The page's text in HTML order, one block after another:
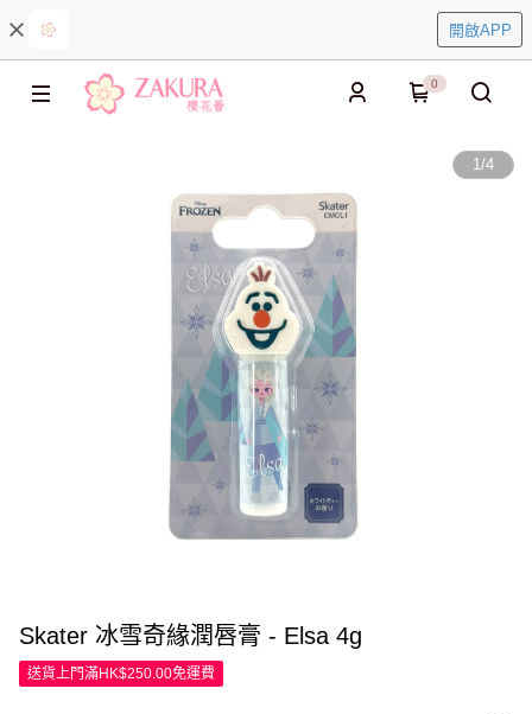
開啟APP
0
1/4
Skater 冰雪奇緣潤唇膏 - Elsa 4g
送貨上門滿HK$250.00免運費